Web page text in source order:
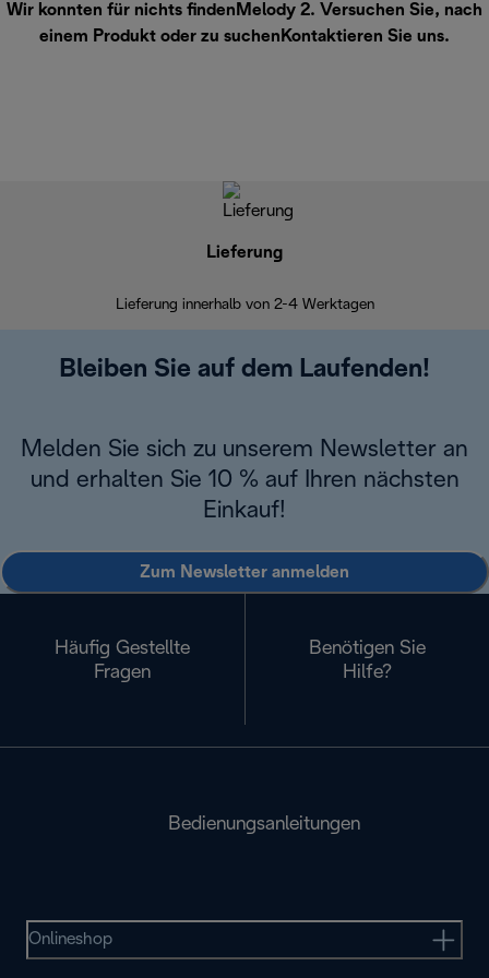
Wir konnten für nichts findenMelody 2. Versuchen Sie, nach
einem Produkt oder zu suchen Kontaktieren Sie uns.
Lieferung
Lieferung innerhalb von 2-4 Werktagen
Bleiben Sie auf dem Laufenden!
Melden Sie sich zu unserem Newsletter an
und erhalten Sie 10 % auf Ihren nächsten
Einkauf!
Zum Newsletter anmelden
Häufig Gestellte
Fragen
Benötigen Sie
Hilfe?
Bedienungsanleitungen
Onlineshop